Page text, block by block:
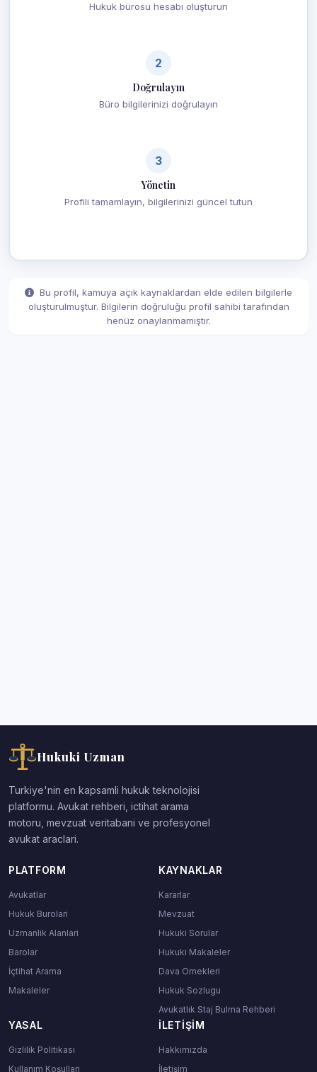
Hukuk bürosu hesabı oluşturun
2
Doğrulayın
Büro bilgilerinizi doğrulayın
3
Yönetin
Profili tamamlayın, bilgilerinizi güncel tutun
Bu profil, kamuya açık kaynaklardan elde edilen bilgilerle
oluşturulmuştur. Bilgilerin doğruluğu profil sahibi tarafından
henüz onaylanmamıştır.
Hukuki Uzman
Turkiye'nin en kapsamli hukuk teknolojisi
platformu. Avukat rehberi, ictihat arama
motoru, mevzuat veritabani ve profesyonel
avukat araclari.
PLATFORM
Avukatlar
Hukuk Burolari
Uzmanlik Alanlari
Barolar
İçtihat Arama
Makaleler
KAYNAKLAR
Kararlar
Mevzuat
Hukuki Sorular
Hukuki Makaleler
Dava Ornekleri
Hukuk Sozlugu
Avukatlık Staj Bulma Rehberi
YASAL
Gizlilik Politikası
Kullanım Koşulları
İLETIŞIM
Hakkımızda
İletişim